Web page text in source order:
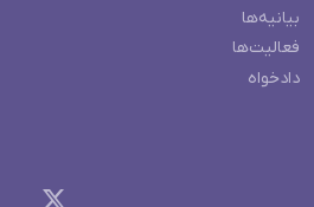
بیانیه‌ها
فعالیت‌ها
دادخواه